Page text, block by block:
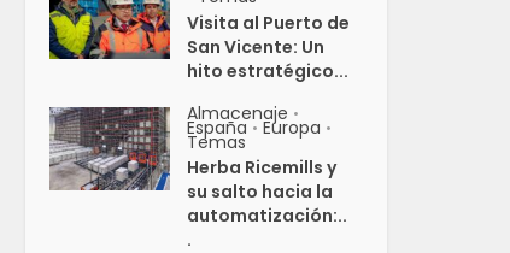
Visita al Puerto de
San Vicente: Un
hito estratégico...
Almacenaje •
España • Europa •
Temas
Herba Ricemills y
su salto hacia la
automatización:..
.